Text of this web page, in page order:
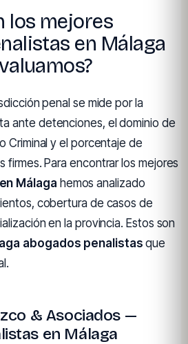
los mejores
en Málaga
penal se mide por la
ante detenciones, el dominio de
Criminal y el porcentaje de
firmes. Para encontrar los mejores
Málaga hemos analizado
cobertura de casos de
en la provincia. Estos son
abogados penalistas que
& Asociados —
en Málaga